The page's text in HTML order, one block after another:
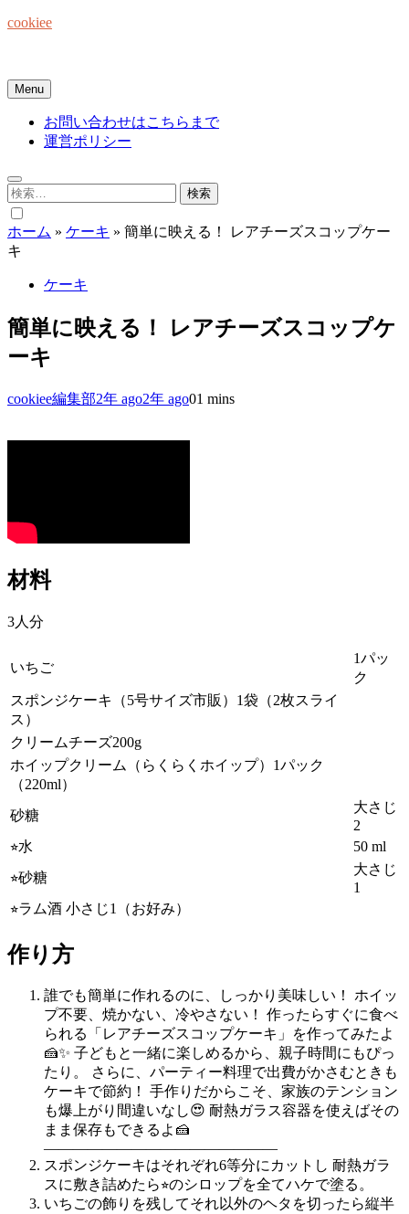
Skip
cookiee
Menu
お問い合わせはこちらまで
運営ポリシー
検
索:
ホーム » ケーキ » 簡単に映える！ レアチーズスコップケー
キ
ケーキ
簡単に映える！ レアチーズスコップケ
ーキ
cookiee編集部2年 ago2年 ago01 mins
材料
3人分
いちご
1パッ
ク
スポンジケーキ（5号サイズ市販）1袋（2枚スライ
ス）
クリームチーズ200g
ホイップクリーム（らくらくホイップ）1パック
（220ml）
砂糖
大さじ
2
⭐︎水
50 ml
⭐︎砂糖
大さじ
1
⭐︎ラム酒 小さじ1（お好み）
作り方
誰でも簡単に作れるのに、しっかり美味しい！ ホイッ
プ不要、焼かない、冷やさない！ 作ったらすぐに食べ
られる「レアチーズスコップケーキ」を作ってみたよ
🍰✨ 子どもと一緒に楽しめるから、親子時間にもぴっ
たり。 さらに、パーティー料理で出費がかさむときも
ケーキで節約！ 手作りだからこそ、家族のテンション
も爆上がり間違いなし😍 耐熱ガラス容器を使えばその
まま保存もできるよ🍰
————————————————
スポンジケーキはそれぞれ6等分にカットし 耐熱ガラ
スに敷き詰めたら⭐︎のシロップを全てハケで塗る。
いちごの飾りを残してそれ以外のヘタを切ったら縦半